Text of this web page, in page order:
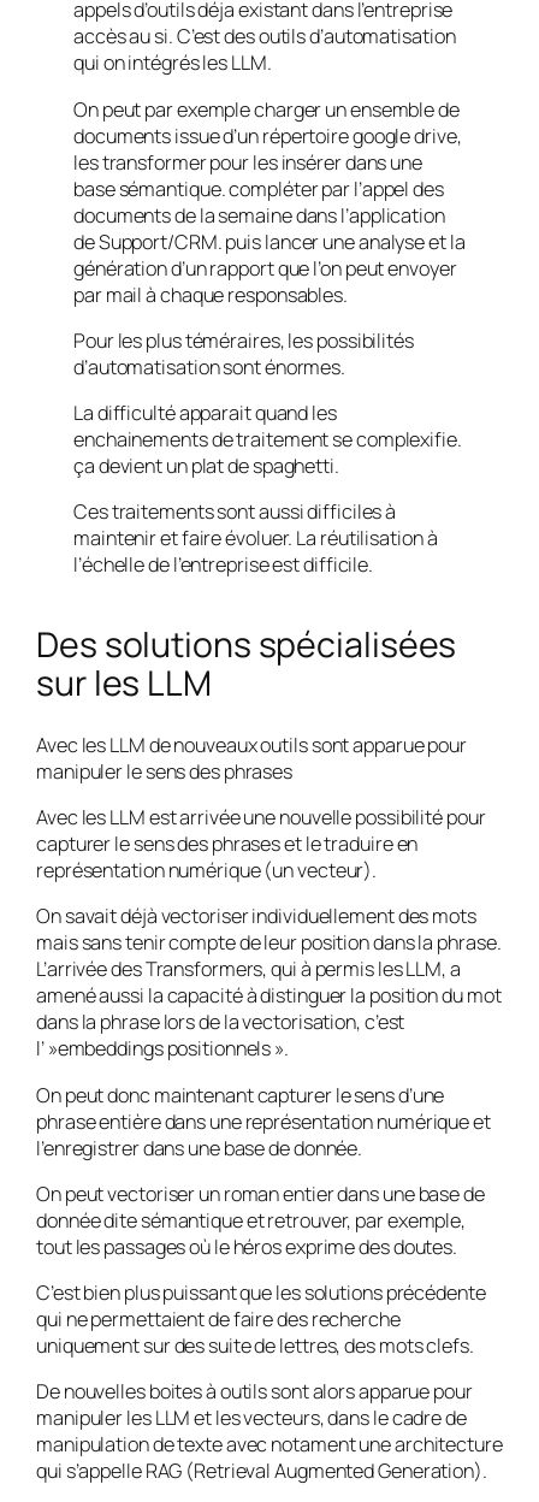
appels d’outils déja existant dans l’entreprise
accès au si. C’est des outils d’automatisation
qui on intégrés les LLM.
On peut par exemple charger un ensemble de
documents issue d’un répertoire google drive,
les transformer pour les insérer dans une
base sémantique. compléter par l’appel des
documents de la semaine dans l’application
de Support/CRM. puis lancer une analyse et la
génération d’un rapport que l’on peut envoyer
par mail à chaque responsables.
Pour les plus téméraires, les possibilités
d’automatisation sont énormes.
La difficulté apparait quand les
enchainements de traitement se complexifie.
ça devient un plat de spaghetti.
Ces traitements sont aussi difficiles à
maintenir et faire évoluer. La réutilisation à
l’échelle de l’entreprise est difficile.
Des solutions spécialisées
sur les LLM
Avec les LLM de nouveaux outils sont apparue pour
manipuler le sens des phrases
Avec les LLM est arrivée une nouvelle possibilité pour
capturer le sens des phrases et le traduire en
représentation numérique (un vecteur).
On savait déjà vectoriser individuellement des mots
mais sans tenir compte de leur position dans la phrase.
L’arrivée des Transformers, qui à permis les LLM, a
amené aussi la capacité à distinguer la position du mot
dans la phrase lors de la vectorisation, c’est
l’ »embeddings positionnels ».
On peut donc maintenant capturer le sens d’une
phrase entière dans une représentation numérique et
l’enregistrer dans une base de donnée.
On peut vectoriser un roman entier dans une base de
donnée dite sémantique et retrouver, par exemple,
tout les passages où le héros exprime des doutes.
C’est bien plus puissant que les solutions précédente
qui ne permettaient de faire des recherche
uniquement sur des suite de lettres, des mots clefs.
De nouvelles boites à outils sont alors apparue pour
manipuler les LLM et les vecteurs, dans le cadre de
manipulation de texte avec notament une architecture
qui s’appelle RAG (Retrieval Augmented Generation).